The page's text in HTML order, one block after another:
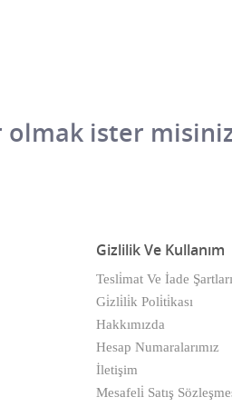
olmak ister
Gizlilik Ve Kullanım
Tesli̇mat Ve İade Şartları
Gi̇zli̇li̇k Poli̇ti̇kası
Hakkımızda
Hesap Numaralarımız
İletişim
Mesafeli̇ Satış